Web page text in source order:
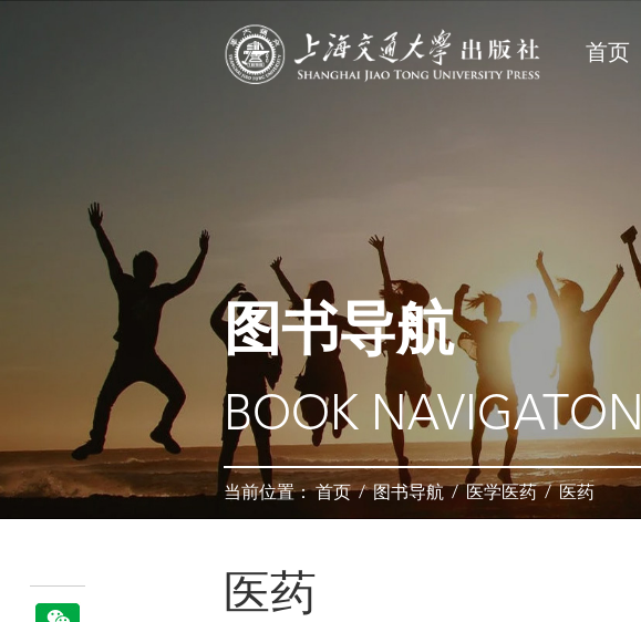
首页
图书导航
BOOK NAVIGATON
当前位置：首页/图书导航 / 医学医药 / 医药
医药